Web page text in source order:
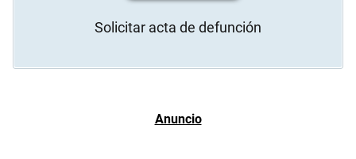
Solicitar acta de defunción